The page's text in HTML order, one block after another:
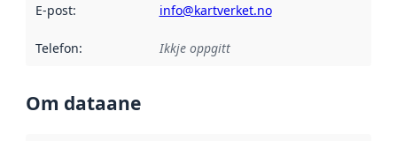
E-post: info@kartverket.no
Telefon: Ikkje oppgitt
Om dataane